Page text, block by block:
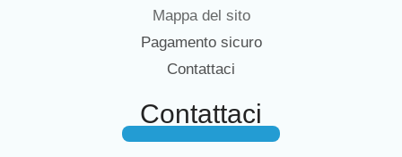
Mappa del sito
Pagamento sicuro
Contattaci
Contattaci